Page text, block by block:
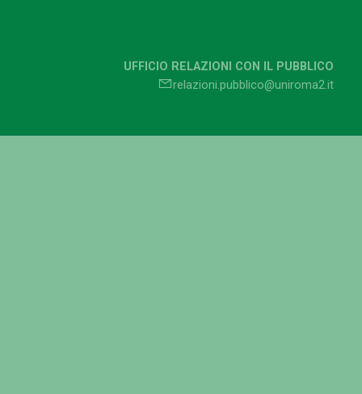
UFFICIO RELAZIONI CON IL PUBBLICO
relazioni.pubblico@uniroma2.it